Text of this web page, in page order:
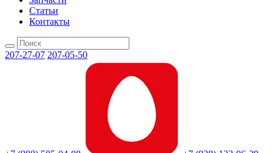
Статьи
Контакты
207-27-07 207-05-50